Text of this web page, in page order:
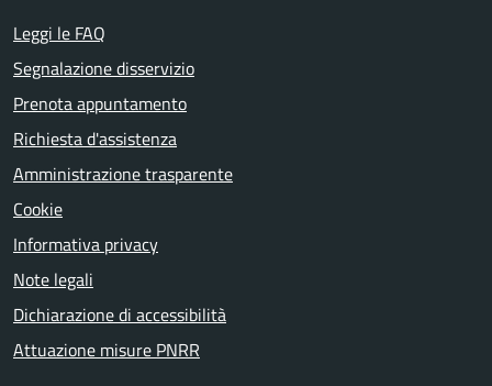
Leggi le FAQ
Segnalazione disservizio
Prenota appuntamento
Richiesta d'assistenza
Amministrazione trasparente
Cookie
Informativa privacy
Note legali
Dichiarazione di accessibilità
Attuazione misure PNRR